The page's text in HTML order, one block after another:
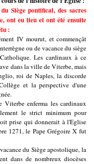
Siège pontifical, des sacres
ont eu lieu et ont été ensuite
:
IV mourut, et commençât
ou de vacance du siège
Les cardinaux à ce
dans la ville de Viterbe, mais
roi de Naples, la discorde
et la perspective d'une
Viterbe enferma les cardinaux
le strict minimum pour
prise qui donnerait à l'Eglise
1271, le Pape Grégoire X fut
du Siège apostolique, la
dans de nombreux diocèses